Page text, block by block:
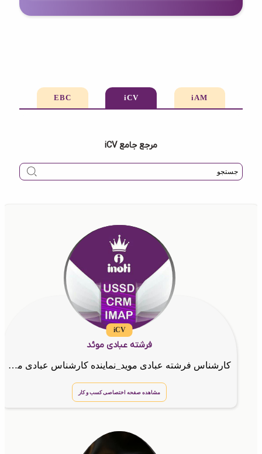
iAM
iCV
EBC
مرجع جامع iCV
iCV
فرشته عبادی موئد
کارشناس فرشته عبادی موید_نماینده کارشناس عبادی موید_طراح
مشاهده صفحه اختصاصی کسب و کار